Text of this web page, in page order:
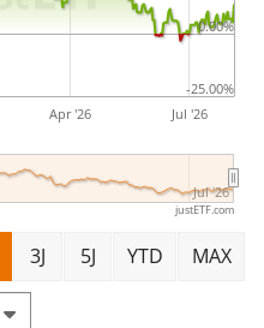
Apr '26 Jul '26
Jul '26
-25.00%
0.00%
justETF.com
3J 5J YTD MAX